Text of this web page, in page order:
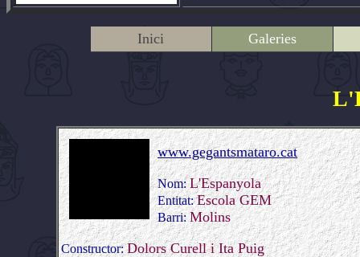
Inici Galeries
www.gegantsmataro.cat
Nom:L'Espanyola
Entitat:Escola GEM
Barri:Molins
Constructor:Dolors Curell i Ita Puig